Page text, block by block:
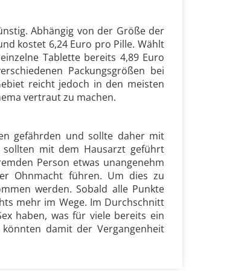
Abhängig von der Größe der
kostet 6,24 Euro pro Pille. Wählt
Tablette bereits 4,89 Euro
Packungsgrößen bei
reicht jedoch in den meisten
vertraut zu machen.
gefährden und sollte daher mit
sollten mit dem Hausarzt geführt
Person etwas unangenehm
Ohnmacht führen. Um dies zu
werden. Sobald alle Punkte
mehr im Wege. Im Durchschnitt
haben, was für viele bereits ein
damit der Vergangenheit